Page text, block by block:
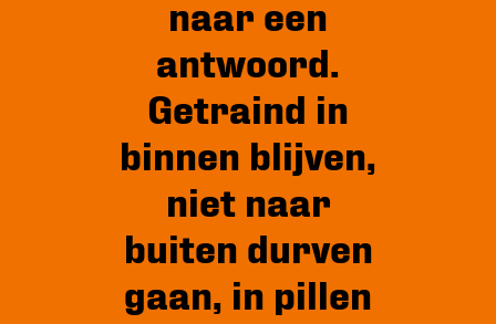
naar een
antwoord.
Getraind in
binnen blijven,
niet naar
buiten durven
gaan, in pillen